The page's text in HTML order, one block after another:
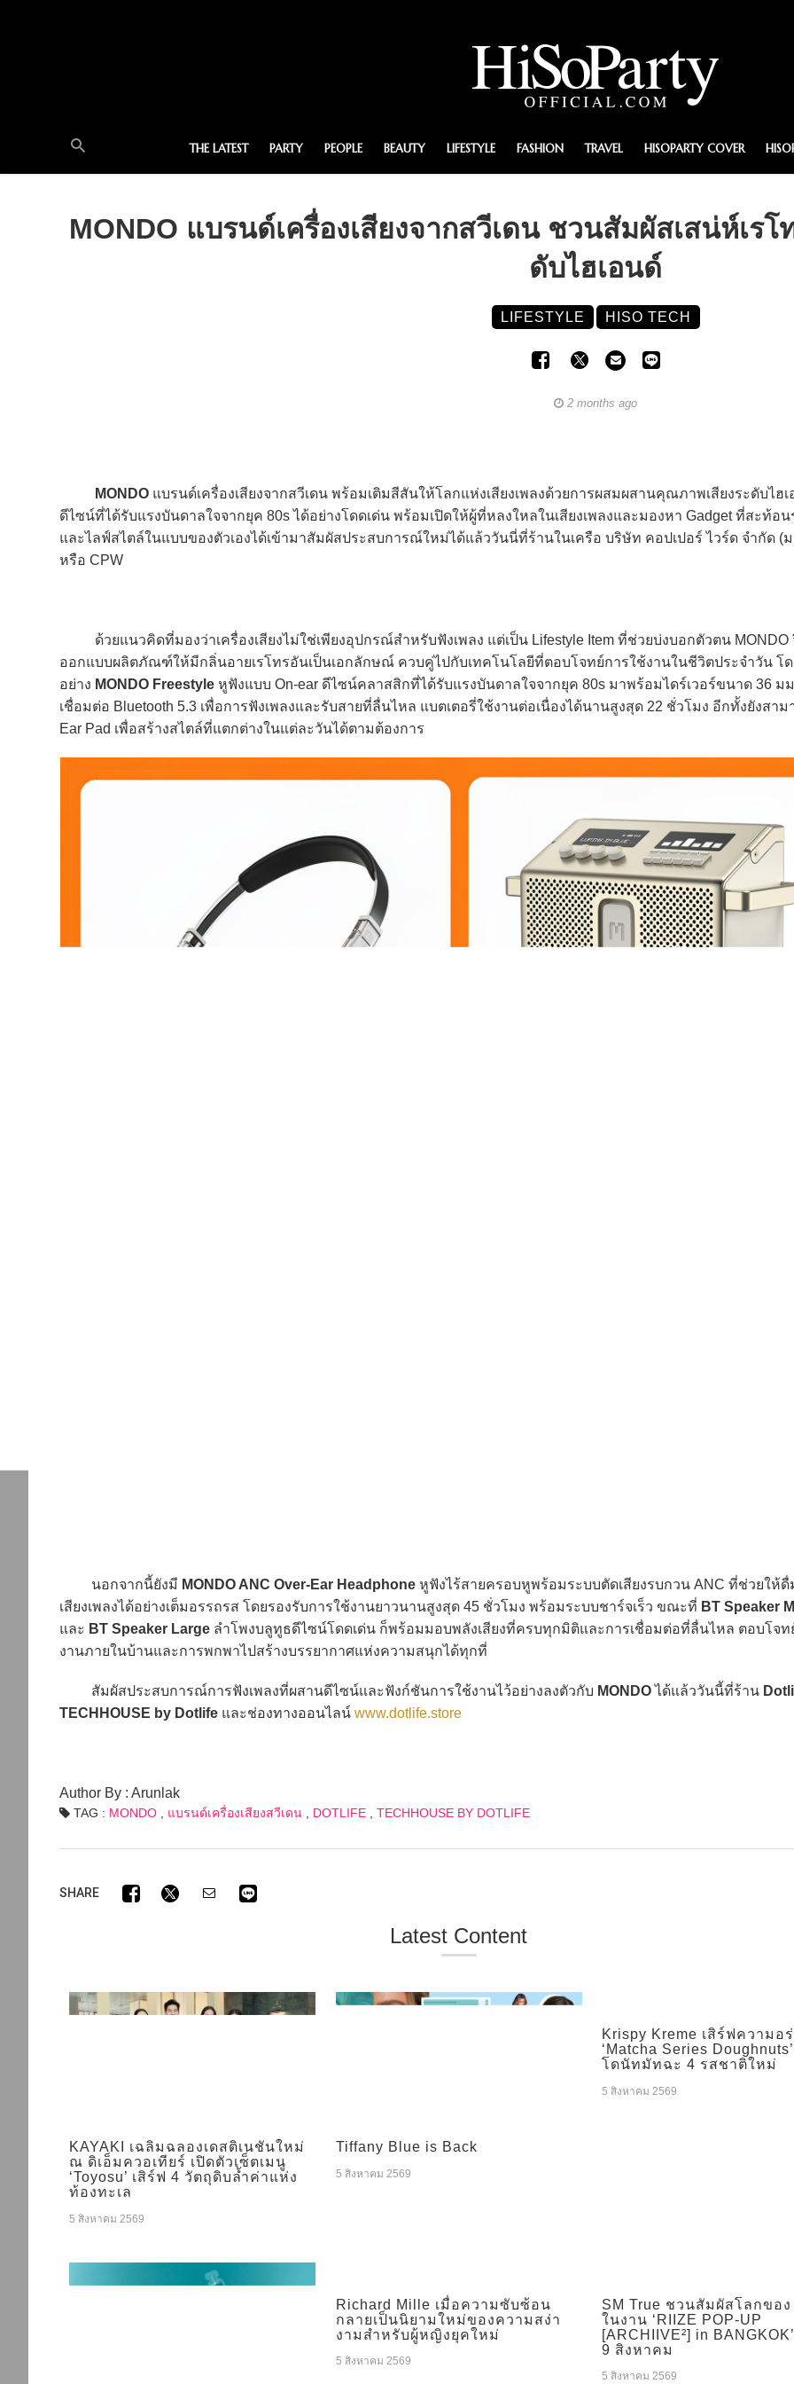
THE LATEST PARTY PEOPLE BEAUTY LIFESTYLE FASHION TRAVEL HISOPARTY COVER
MONDO แบรนด์เครื่องเสียงจากสวีเดน ชวนสัมผัสเสน่ห์เร
ดับไฮเอนด์
LIFESTYLE HISO TECH
2 months ago
MONDO แบรนด์เครื่องเสียงจากสวีเดน พร้อมเติมสีสันให้โลกแห่งเสียงเพลงด้วยการผสมผสานคุณภาพเสียงระดับไฮเ
ดีไซน์ที่ได้รับแรงบันดาลใจจากยุค 80s ได้อย่างโดดเด่น พร้อมเปิดให้ผู้ที่หลงใหลในเสียงเพลงและมองหา Gadget ที่สะท้อ
และไลฟ์สไตล์ในแบบของตัวเองได้เข้ามาสัมผัสประสบการณ์ใหม่ได้แล้ววันนี่ที่ร้านในเครือ บริษัท คอปเปอร์ ไวร์ด จำกัด (
หรือ CPW
ด้วยแนวคิดที่มองว่าเครื่องเสียงไม่ใช่เพียงอุปกรณ์สำหรับฟังเพลง แต่เป็น Lifestyle Item ที่ช่วยบ่งบอกตัวตน MONDO
ออกแบบผลิตภัณฑ์ให้มีกลิ่นอายเรโทรอันเป็นเอกลักษณ์ ควบคู่ไปกับเทคโนโลยีที่ตอบโจทย์การใช้งานในชีวิตประจำวัน โ
อย่าง MONDO Freestyle หูฟังแบบ On-ear ดีไซน์คลาสสิกที่ได้รับแรงบันดาลใจจากยุค 80s มาพร้อมไดร์เวอร์ขนาด 36 ม
เชื่อมต่อ Bluetooth 5.3 เพื่อการฟังเพลงและรับสายที่ลื่นไหล แบตเตอรี่ใช้งานต่อเนื่องได้นานสูงสุด 22 ชั่วโมง อีกทั้งยังสาม
Ear Pad เพื่อสร้างสไตล์ที่แตกต่างในแต่ละวันได้ตามต้องการ
นอกจากนี้ยังมี MONDO ANC Over-Ear Headphone หูฟังไร้สายครอบหูพร้อมระบบตัดเสียงรบกวน ANC ที่ช่วยให้ดื่
เสียงเพลงได้อย่างเต็มอรรถรส โดยรองรับการใช้งานยาวนานสูงสุด 45 ชั่วโมง พร้อมระบบชาร์จเร็ว ขณะที่ BT Speaker
และ BT Speaker Large ลำโพงบลูทูธดีไซน์โดดเด่น ก็พร้อมมอบพลังเสียงที่ครบทุกมิติและการเชื่อมต่อที่ลื่นไหล ตอบโจท
งานภายในบ้านและการพกพาไปสร้างบรรยากาศแห่งความสนุกได้ทุกที่
สัมผัสประสบการณ์การฟังเพลงที่ผสานดีไซน์และฟังก์ชันการใช้งานไว้อย่างลงตัวกับ MONDOได้แล้ววันนี้ที่ร้าน
TECHHOUSE by Dotlife และช่องทางออนไลน์ www.dotlife.store
Author By : Arunlak
Latest Content
KAYAKI เฉลิมฉลองเดสติเนชันใหม่
ณ ดิเอ็มควอเทียร์ เปิดตัวเซ็ตเมนู
‘Toyosu’ เสิร์ฟ 4 วัตถุดิบล้ำค่าแห่ง
Krispy Kreme เสิร์ฟความอร่
‘Matcha Series Doughnuts’
Richard Mille เมื่อความซับซ้อน
กลายเป็นนิยามใหม่ของความสง่า
SM True ชวนสัมผัสโลกของ
ในงาน ‘RIIZE POP-UP
[ARCHIIVE²] in